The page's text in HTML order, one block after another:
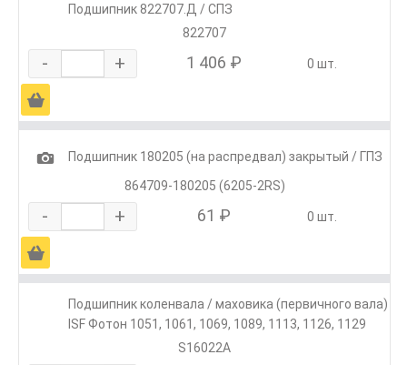
Подшипник 822707.Д / СПЗ
822707
- + 1 406 ₽ 0 шт.
Ä
1
Подшипник 180205 (на распредвал) закрытый / ГПЗ
864709-180205 (6205-2RS)
- + 61 ₽ 0 шт.
Ä
Подшипник коленвала / маховика (первичного вала)
ISF Фотон 1051, 1061, 1069, 1089, 1113, 1126, 1129
S16022A